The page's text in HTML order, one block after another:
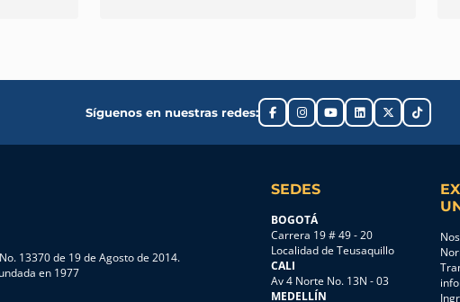
Síguenos en nuestras redes:
13370 de 19 de Agosto de 2014.
en 1977
SEDES
BOGOTÁ
Carrera 19 # 49 - 20
Localidad de Teusaquillo
CALI
Av 4 Norte No. 13N - 03
MEDELLÍN